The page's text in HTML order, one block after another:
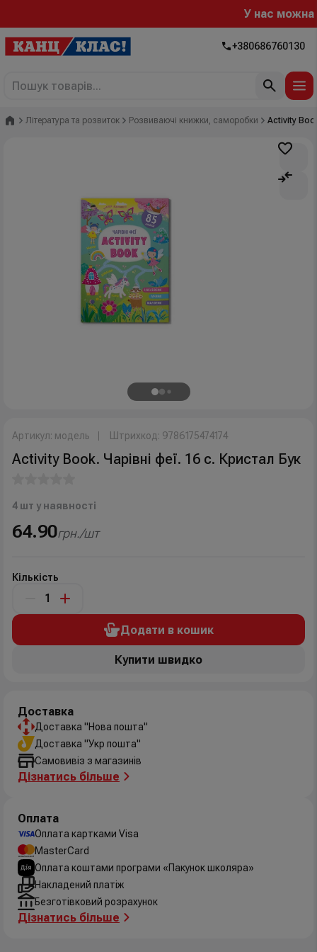
У нас можна
+380686760130
Головна
Література та розвиток Розвиваючі книжки, саморобки Activity
Артикул: модель Штрихкод: 9786175474174
Activity Book. Чарівні феї. 16 с. Кристал Бук
4 шт у наявності
64.90грн./шт
Кількість
Додати в кошик
Купити швидко
Доставка
Доставка "Нова пошта"
Доставка "Укр пошта"
Самовивіз з магазинів
Дізнатись більше
Оплата
Оплата картками Visa
MasterCard
Оплата коштами програми «Пакунок школяра»
Накладений платіж
Безготівковий розрахунок
Дізнатись більше